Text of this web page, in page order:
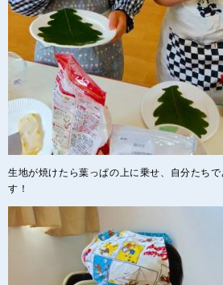
生地が焼けたら葉っぱの上に乗せ、自分たち
す！